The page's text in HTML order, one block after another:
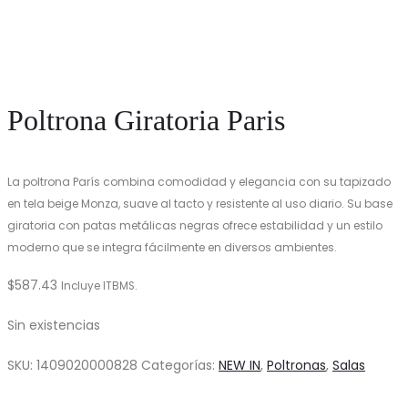
Poltrona Giratoria Paris
La poltrona París combina comodidad y elegancia con su tapizado
en tela beige Monza, suave al tacto y resistente al uso diario. Su base
giratoria con patas metálicas negras ofrece estabilidad y un estilo
moderno que se integra fácilmente en diversos ambientes.
$587.43 Incluye ITBMS.
Sin existencias
SKU: 1409020000828 Categorías: NEW IN, Poltronas, Salas